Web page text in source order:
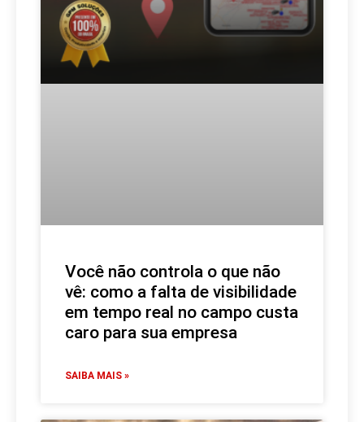
Você não controla o que não
vê: como a falta de visibilidade
em tempo real no campo custa
caro para sua empresa
SAIBA MAIS »